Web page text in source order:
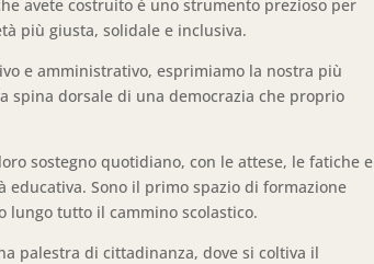
avete costruito è uno strumento prezioso per
più giusta, solidale e inclusiva.
e amministrativo, esprimiamo la nostra più
spina dorsale di una democrazia che proprio
sostegno quotidiano, con le attese, le fatiche e
educativa. Sono il primo spazio di formazione
lungo tutto il cammino scolastico.
palestra di cittadinanza, dove si coltiva il